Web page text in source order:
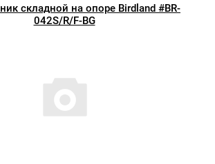
складной на опоре Birdland #BR-
042S/R/F-BG